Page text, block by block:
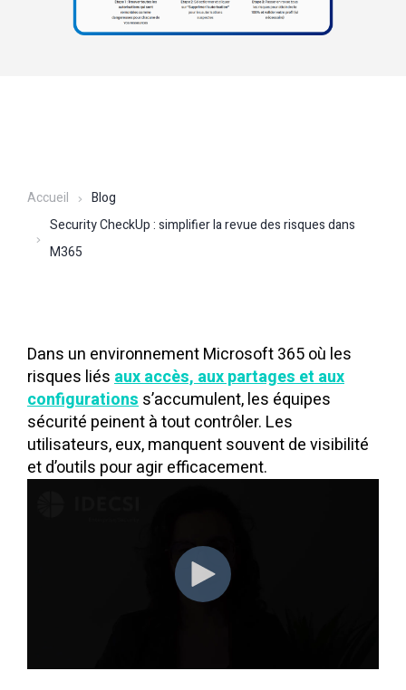
Accueil
Blog
Security CheckUp : simplifier la revue des risques dans
M365
Dans un environnement Microsoft 365 où les
risques liésaux accès, aux partages et aux
configurationss’accumulent, les équipes
sécurité peinent à tout contrôler. Les
utilisateurs, eux, manquent souvent de visibilité
et d’outils pour agir efficacement.